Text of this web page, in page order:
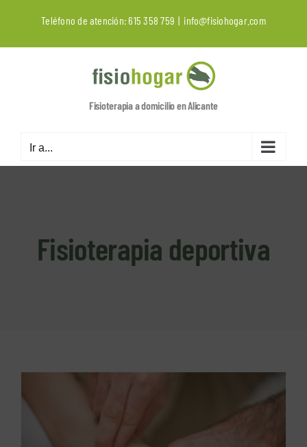
contenido
Teléfono de atención:615 358 759 | info@fisiohogar.com
Fisioterapia a domicilio en Alicante
Ir a...
Fisioterapia deportiva